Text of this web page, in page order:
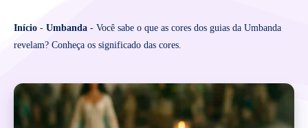
Início - Umbanda - Você sabe o que as cores dos guias da Umbanda
revelam? Conheça os significado das cores.